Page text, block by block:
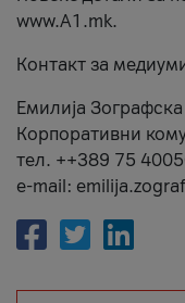
www.А1.mk.
Контакт за
Емилија Зографска
Корпоративни
тел. ++389 75
e-mail: